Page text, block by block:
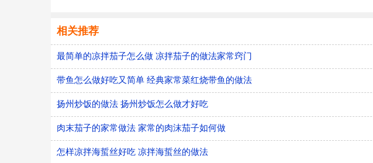
相关推荐
最简单的凉拌茄子怎么做 凉拌茄子的做法家常窍门
带鱼怎么做好吃又简单 经典家常菜红烧带鱼的做法
扬州炒饭的做法 扬州炒饭怎么做才好吃
肉末茄子的家常做法 家常的肉沫茄子如何做
怎样凉拌海蜇丝好吃 凉拌海蜇丝的做法